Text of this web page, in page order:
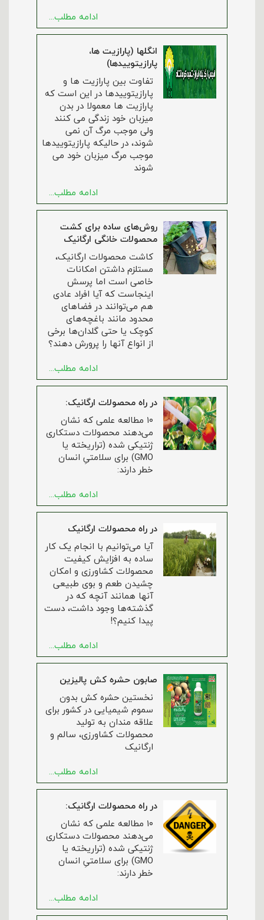
ادامه مطلب...
انگلها (پارازیت ها،
پارازیتوییدها)
تفاوت بین پارازیت ها و
پارازیتوییدها در این است که
پارازیت ها معمولا در بدن
میزبان خود زندگی می کنند
ولی موجب مرگ آن نمی
شوند، در حالیکه پارازیتوییدها
موجب مرگ میزبان خود می
شوند
ادامه مطلب...
روش‌های ساده برای کشت
محصولات خانگی ارگانیک
کاشت محصولات ارگانیک،
مستلزم داشتن امکانات
خاصی است اما پرسش
اینجاست که آیا افراد عادی
هم می‌توانند در فضاهای
محدود مانند باغچه‌های
کوچک یا حتی گلدان‌ها برخی
از انواع آنها را پرورش دهند؟
ادامه مطلب...
در راه محصولات ارگانیک:
۱۰ مطالعه علمی که نشان
می‌دهند محصولات دستکاری
ژنتیکی شده (تراریخته یا
GMO) برای سلامتیِ انسان
خطر دارند:
ادامه مطلب...
در راه محصولات ارگانیک
آیا می‌توانیم با انجام یک کار
ساده به افزایش کیفیت
محصولات کشاورزی و امکان
چشیدن طعم و بوی طبیعی
آنها همانند آنچه که در
گذشته‌ها وجود داشت، دست
پیدا کنیم؟!
ادامه مطلب...
صابون حشره کش پالیزین
نخستین حشره کش بدون
سموم شیمیایی در کشور برای
علاقه مندان به تولید
محصولات کشاورزی، سالم و
ارگانیک
ادامه مطلب...
در راه محصولات ارگانیک:
۱۰ مطالعه علمی که نشان
می‌دهند محصولات دستکاری
ژنتیکی شده (تراریخته یا
GMO) برای سلامتیِ انسان
خطر دارند:
ادامه مطلب...